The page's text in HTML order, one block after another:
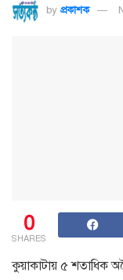
by প্রকাশক
0
SHARES
কুয়াকাটায় ৫ শতাধিক